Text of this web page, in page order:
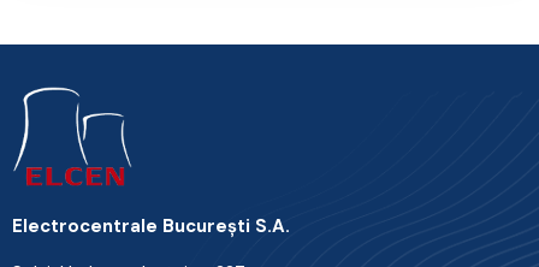
Electrocentrale Bucureşti S.A.